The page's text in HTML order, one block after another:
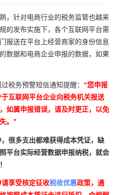
，针对电商行业的税务监管也越来
的发布实施下，各个互联网平台需
报送在平台上经营商家的身份信息
数据和电商企业申报的数据，如果
务预警短信通知提醒： “您申报
互联网平台企业向税务机关报送
如属申报错误，请及时更正，以免
。”
多支出都难获得成本凭证，缺
平台实际经营数据申报纳税，就会
享受核定征收税收优惠政策，通